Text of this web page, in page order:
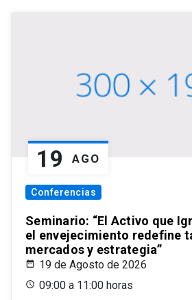
19 AGO
Conferencias
Seminario: “El Activo que
el envejecimiento redefine
mercados y estrategia”
19 de Agosto de 2026
09:00 a 11:00 horas